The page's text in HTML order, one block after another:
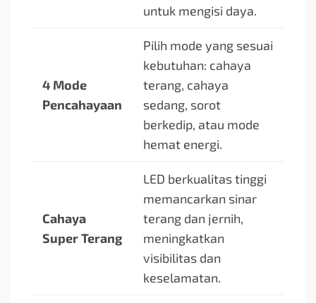
untuk mengisi daya.
4 Mode
Pencahayaan
Pilih mode yang sesuai
kebutuhan: cahaya
terang, cahaya
sedang, sorot
berkedip, atau mode
hemat energi.
Cahaya
Super Terang
LED berkualitas tinggi
memancarkan sinar
terang dan jernih,
meningkatkan
visibilitas dan
keselamatan.